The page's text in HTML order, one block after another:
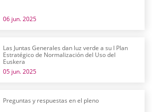
06 jun. 2025
Las Juntas Generales dan luz verde a su I Plan
Estratégico de Normalización del Uso del
Euskera
05 jun. 2025
Preguntas y respuestas en el pleno